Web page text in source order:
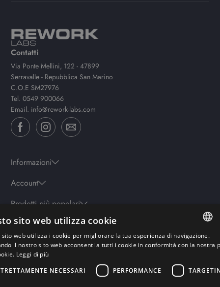
Contatti
Via Ponte Mellini, 122 - 47899
Serravalle - Repubblica San Marino
C.O.E SM27976
Tel.0549 900066
Email. info@rework-labs.com
Informazioni
Account
Prodotti più popolari
Orari
Lun-ven: 9.30-19.30 - Sab: 10-13 | 15.30-19.30 - Domenica: chiuso
ITALIAN
GERMAN
sito web utilizza cookie
sito web utilizza i cookie per migliorare la tua esperienza di navigazione.
il nostro sito web acconsenti a tutti i cookie in conformità con la nostra
Leggi di più
NECESSARI
PERFORMANCE